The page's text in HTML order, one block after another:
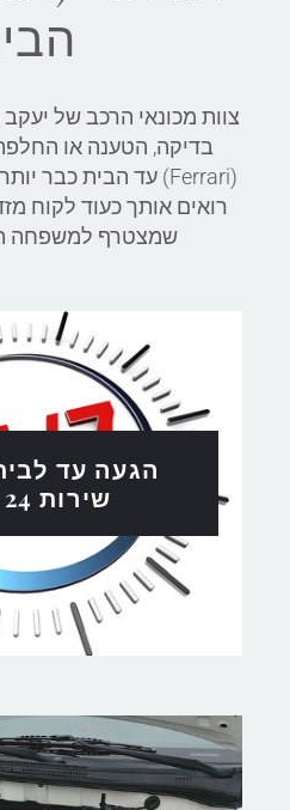
צוות מכונאי הרכב של
בדיקה, הטענה או
רואים אותך כעוד לקוח
שמצטרף למשפחה
הגעה עד
שירות 24 שעות